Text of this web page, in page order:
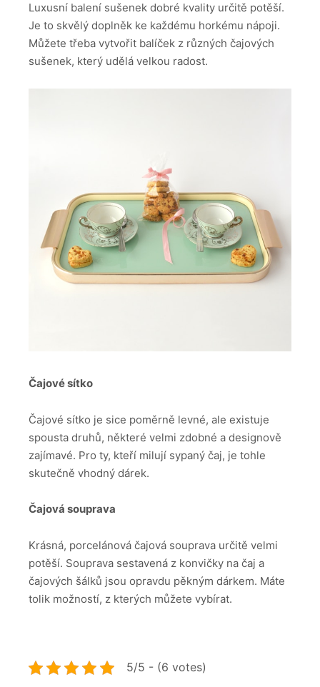
Luxusní balení sušenek dobré kvality určitě potěší.
Je to skvělý doplněk ke každému horkému nápoji.
Můžete třeba vytvořit balíček z různých čajových
sušenek, který udělá velkou radost.
Čajové sítko
Čajové sítko je sice poměrně levné, ale existuje
spousta druhů, některé velmi zdobné a designově
zajímavé. Pro ty, kteří milují sypaný čaj, je tohle
skutečně vhodný dárek.
Čajová souprava
Krásná, porcelánová čajová souprava určitě velmi
potěší. Souprava sestavená z konvičky na čaj a
čajových šálků jsou opravdu pěkným dárkem. Máte
tolik možností, z kterých můžete vybírat.
5/5 - (6 votes)